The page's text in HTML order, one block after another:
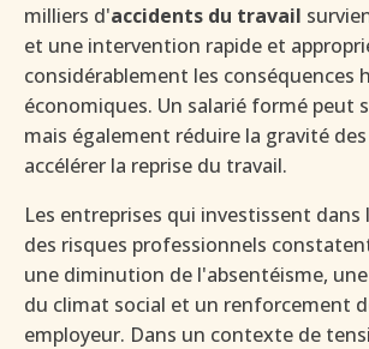
milliers d'accidents du travail
et une intervention rapide et
considérablement les conséquences
économiques. Un salarié formé peut
mais également réduire la gravité
accélérer la reprise du travail.
Les entreprises qui investissent dans
des risques professionnels
une diminution de l'absentéisme,
du climat social et un renforcement
employeur. Dans un contexte de